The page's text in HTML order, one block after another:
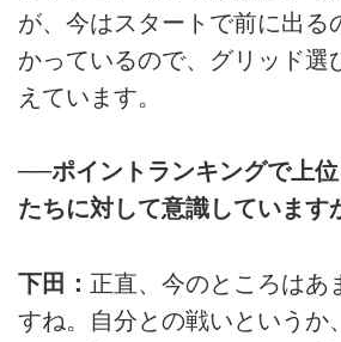
が、今はスタートで前に出る
かっているので、グリッド選
えています。
──ポイントランキングで上
たちに対して意識しています
下田： 正直、今のところはあ
すね。自分との戦いというか